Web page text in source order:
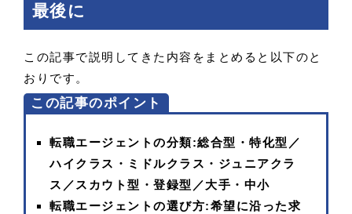
最後に
この記事で説明してきた内容をまとめると以下のと
おりです。
この記事のポイント
転職エージェントの分類:総合型・特化型／
ハイクラス・ミドルクラス・ジュニアクラ
ス／スカウト型・登録型／大手・中小
転職エージェントの選び方:希望に沿った求